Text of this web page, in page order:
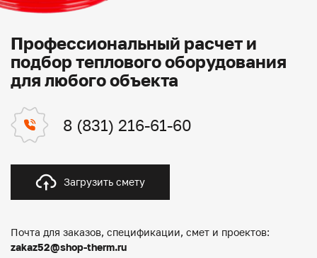
Профессиональный расчет и
подбор теплового оборудования
для любого объекта
8 (831) 216-61-60
Загрузить смету
Почта для заказов, спецификации, смет и проектов:
zakaz52@shop-therm.ru